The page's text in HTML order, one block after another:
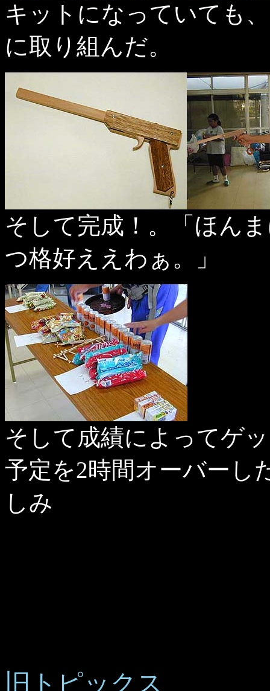
キットになっていても
に取り組んだ。
そして完成！。「ほん
つ格好ええわぁ。」
そして成績によってゲ
予定を2時間オーバーし
しみ
旧トピックス